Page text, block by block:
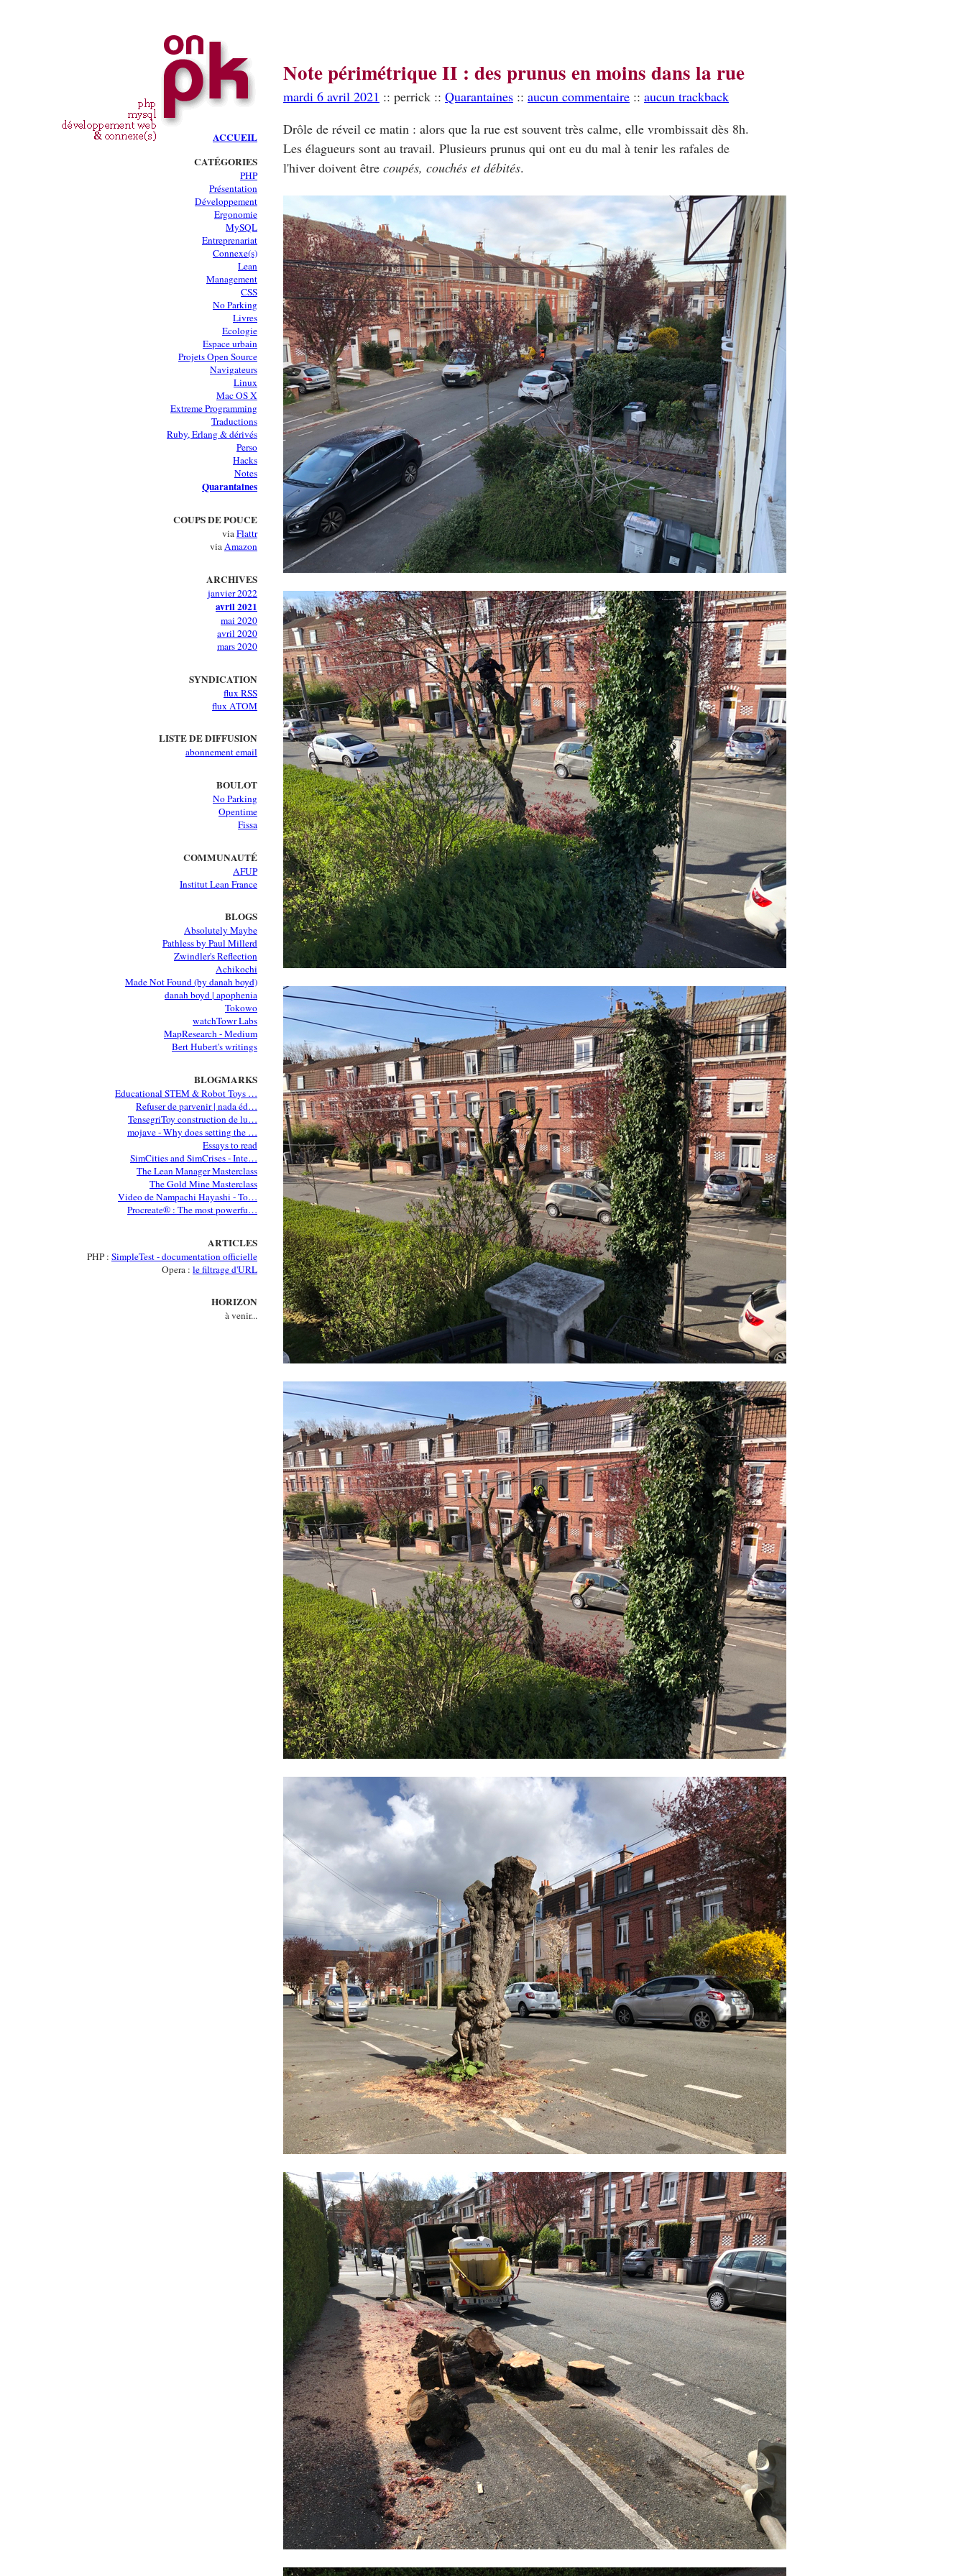
ACCUEIL
CATÉGORIES
PHP
Présentation
Développement
Ergonomie
MySQL
Entreprenariat
Connexe(s)
Lean
Management
CSS
No Parking
Livres
Ecologie
Espace urbain
Projets Open Source
Navigateurs
Linux
Mac OS X
Extreme Programming
Traductions
Ruby, Erlang & dérivés
Perso
Hacks
Notes
Quarantaines
COUPS DE POUCE
viaFlattr
viaAmazon
ARCHIVES
janvier 2022
avril 2021
mai 2020
avril 2020
mars 2020
SYNDICATION
flux RSS
flux ATOM
LISTE DE DIFFUSION
abonnement email
BOULOT
No Parking
Opentime
Fissa
COMMUNAUTÉ
AFUP
Institut Lean France
BLOGS
Absolutely Maybe
Pathless by Paul Millerd
Zwindler's Reflection
Achikochi
Made Not Found (by danah boyd)
danah boyd | apophenia
Tokowo
watchTowr Labs
MapResearch - Medium
Bert Hubert's writings
BLOGMARKS
Educational STEM & Robot Toys …
Refuser de parvenir | nada éd…
TensegriToy construction de lu…
mojave - Why does setting the …
Essays to read
SimCities and SimCrises - Inte…
The Lean Manager Masterclass
The Gold Mine Masterclass
Video de Nampachi Hayashi - To…
Procreate® : The most powerfu…
ARTICLES
PHP : SimpleTest - documentation officielle
Opera : le filtrage d'URL
HORIZON
à venir...
Note périmétrique II : des prunus en moins dans la rue
mardi 6 avril 2021 :: perrick :: Quarantaines :: aucun commentaire :: aucun trackback
Drôle de réveil ce matin : alors que la rue est souvent très calme, elle vrombissait dès 8h.
Les élagueurs sont au travail. Plusieurs prunus qui ont eu du mal à tenir les rafales de
l'hiver doivent être coupés, couchés et débités.